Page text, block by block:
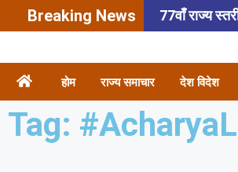
Breaking News 77वाँ राज्य
4,000 की
की वारदात
होम राज्य समाचार देश विदेश
Tag: